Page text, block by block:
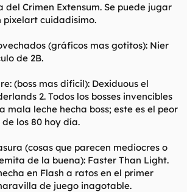
del Crimen Extensum. Se puede jugar
pixelart cuidadisimo.
(gráficos mas gotitos): Nier
de 2B.
(boss mas dificil): Dexiduous el
2. Todos los bosses invencibles
mala leche hecha boss; este es el peor
los 80 hoy día.
(cosas que parecen mediocres o
de la buena): Faster Than Light.
en Flash a ratos en el primer
de juego inagotable.